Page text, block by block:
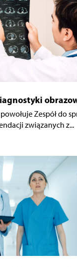
Zespół do
związanych z...